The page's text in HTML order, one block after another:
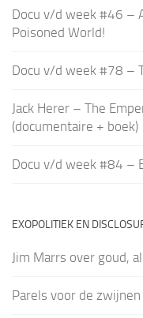
Docu v/d week #46 –
Poisoned World!
Docu v/d week #78 –
Jack Herer – The
(documentaire + boek)
Docu v/d week #84 –
EXOPOLITIEK EN
Jim Marrs over goud,
Parels voor de zwijnen